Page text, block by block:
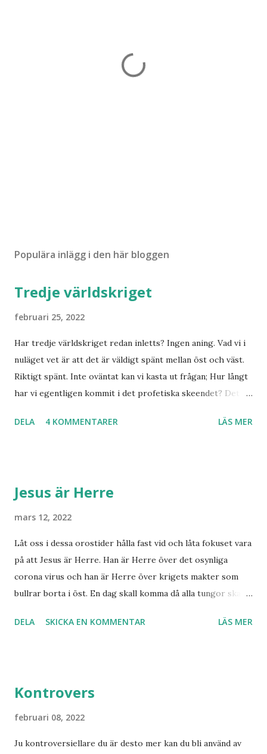
Populära inlägg i den här bloggen
Tredje världskriget
februari 25, 2022
Har tredje världskriget redan inletts? Ingen aning. Vad vi i
nuläget vet är att det är väldigt spänt mellan öst och väst.
Riktigt spänt. Inte oväntat kan vi kasta ut frågan; Hur långt
har vi egentligen kommit i det profetiska skeendet? Det
särskilt långt kvar till Jesu tillkommelse. Finns det något
i Norge sett tredje världskriget bryta ut någon koppling
och gudsmannen Anton Johanson såg många syner och
uppenbarelser som redan skedde under hans egen levnad.
Han dog 1928. Skandinavien har knappast haft någon profet
av hans kaliber när det gäller drömmar och syner som just
han såg angåe...
DELA 4 KOMMENTARER LÄS MER
Jesus är Herre
mars 12, 2022
Låt oss i dessa orostider hålla fast vid och låta fokuset vara
på att Jesus är Herre. Han är Herre över det osynliga
corona virus och han är Herre över krigets makter som
bullrar borta i öst. En dag skall komma då alla tungor skall
jorden att Jesus Kristus är Herre! Ära Halleluja! Detta är
DELA SKICKA EN KOMMENTAR LÄS MER
Kontrovers
februari 08, 2022
Ju kontroversiellare du är desto mer kan du bli använd av